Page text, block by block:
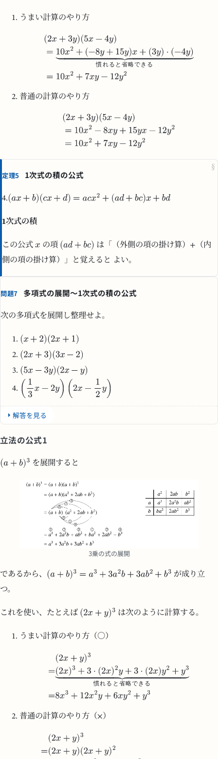
うまい計算のやり方
慣れる と 省略で き る
普通の計算のやり方
§
定理5 1次式の積の公式
4.
1次式の積
この公式 の項
は「（外側の項の掛け算）+（内
側の項の掛け算）」と覚えると よい。
問題7 多項式の展開～1次式の積の公式
次の多項式を展開し整理せよ。
解答を見る
立法の公式1
を展開すると
3乗の式の展開
であるから、
が成り立
つ。
これを使い、たとえば は次のように計算する。
うまい計算のやり方（○）
慣れる と 省略で き る
普通の計算のやり方（×）